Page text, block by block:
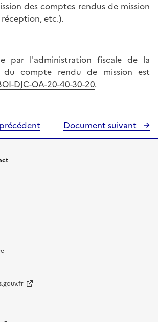
des comptes rendus de mission
etc.).
par l'administration fiscale de la
du compte rendu de mission est
DJC-OA-20-40-30-20.
Document suivant